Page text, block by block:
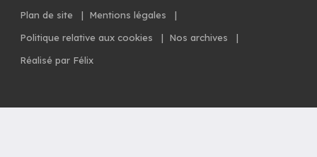
Plan de site | Mentions légales
|
Politique relative aux cookies
| Nos archives
|
Réalisé par Félix